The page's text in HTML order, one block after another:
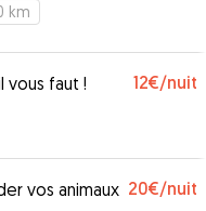
km
vous faut ! 12€/nuit
vos animaux 20€/nuit